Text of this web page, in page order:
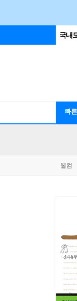
국내
빠
웰컴